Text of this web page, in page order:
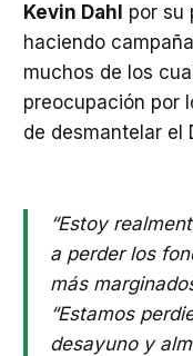
Kevin Dahl por su
haciendo
muchos de los
preocupación por
de desmantelar el
“Estoy
a perder los
más
“Estamos
desayuno y